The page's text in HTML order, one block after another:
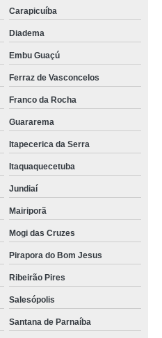
Carapicuíba
Diadema
Embu Guaçú
Ferraz de Vasconcelos
Franco da Rocha
Guararema
Itapecerica da Serra
Itaquaquecetuba
Jundiaí
Mairiporã
Mogi das Cruzes
Pirapora do Bom Jesus
Ribeirão Pires
Salesópolis
Santana de Parnaíba